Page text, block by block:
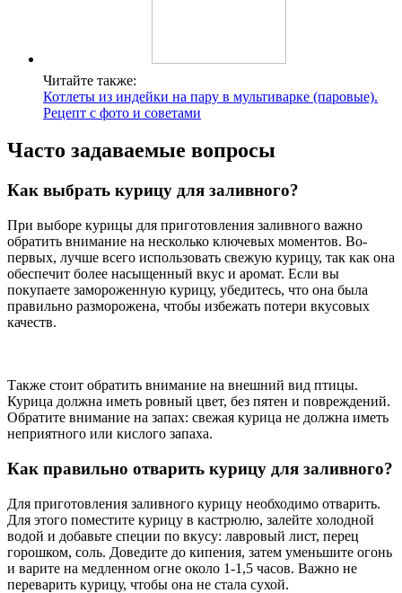
Читайте также:
Котлеты из индейки на пару в мультиварке (паровые).
Рецепт с фото и советами
Часто задаваемые вопросы
Как выбрать курицу для заливного?
При выборе курицы для приготовления заливного важно
обратить внимание на несколько ключевых моментов. Во-
первых, лучше всего использовать свежую курицу, так как она
обеспечит более насыщенный вкус и аромат. Если вы
покупаете замороженную курицу, убедитесь, что она была
правильно разморожена, чтобы избежать потери вкусовых
качеств.
Также стоит обратить внимание на внешний вид птицы.
Курица должна иметь ровный цвет, без пятен и повреждений.
Обратите внимание на запах: свежая курица не должна иметь
неприятного или кислого запаха.
Как правильно отварить курицу для заливного?
Для приготовления заливного курицу необходимо отварить.
Для этого поместите курицу в кастрюлю, залейте холодной
водой и добавьте специи по вкусу: лавровый лист, перец
горошком, соль. Доведите до кипения, затем уменьшите огонь
и варите на медленном огне около 1-1,5 часов. Важно не
переварить курицу, чтобы она не стала сухой.